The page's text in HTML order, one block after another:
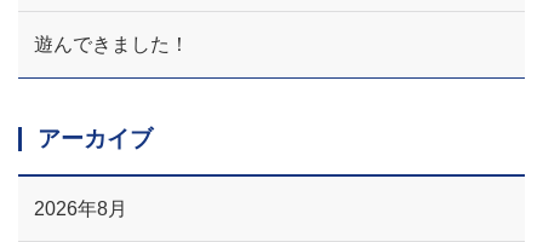
遊んできました！
アーカイブ
2026年8月